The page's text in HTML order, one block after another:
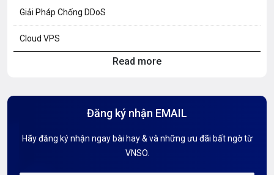
Giải Pháp Chống DDoS
Cloud VPS
Hướng dẫn Tên miền
Kiến thức AI
Read more
Đăng ký nhận EMAIL
Hãy đăng ký nhận ngay bài hay & và những ưu đãi bất ngờ từ
VNSO.